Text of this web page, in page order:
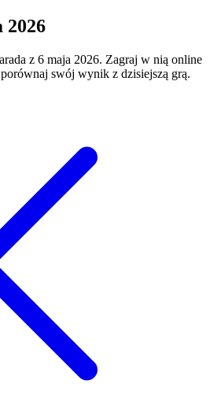
2026
z 6 maja 2026. Zagraj w nią online
swój wynik z dzisiejszą grą.